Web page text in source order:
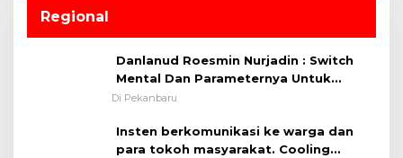
Regional
Danlanud Roesmin Nurjadin : Switch
Mental Dan Parameternya Untuk
Melaksanakan ✈
Di Pekanbaru
Insten berkomunikasi ke warga dan
para tokoh masyarakat. Cooling